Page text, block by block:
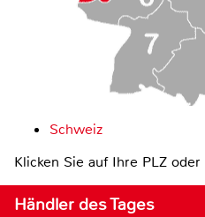
Schweiz
Klicken Sie auf Ihre PLZ
Händler des Tages